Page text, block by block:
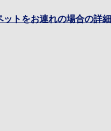
ットをお連れの場合の詳細